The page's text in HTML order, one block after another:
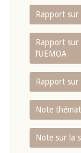
Rapport sur
Rapport sur
l‘UEMOA
Rapport
Note
Note sur la